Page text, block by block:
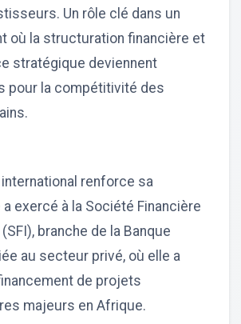
Un rôle clé dans un
où la structuration financière et
stratégique deviennent
pour la compétitivité des
renforce sa
a exercé à la Société Financière
branche de la Banque
au secteur privé, où elle a
de projets
majeurs en Afrique.